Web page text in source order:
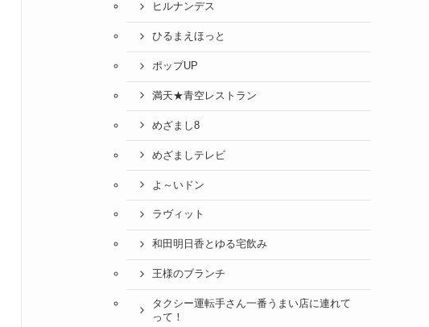
ヒルナンデス
ひるまえほっと
ポップUP
満天★青空レストラン
めざまし8
めざましテレビ
よ～いドン
ラヴィット
和田明日香とゆる宅飲み
王様のブランチ
タクシー運転手さん一番うまい店に連れて
って！